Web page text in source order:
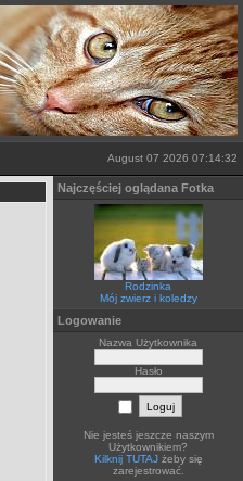
August 07 2026 07:14:32
Najczęściej oglądana Fotka
Rodzinka
Mój zwierz i koledzy
Logowanie
Nazwa Użytkownika
Hasło
Nie jesteś jeszcze naszym
Użytkownikiem?
Kilknij TUTAJżeby się
zarejestrować.